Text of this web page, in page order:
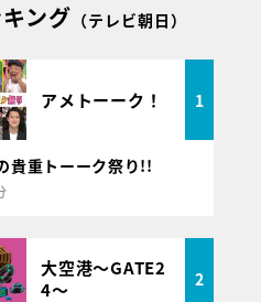
ング （テレビ朝日）
アメトーーク！ 1
貴重トーーク祭り!!
大空港～GATE2
4～
2